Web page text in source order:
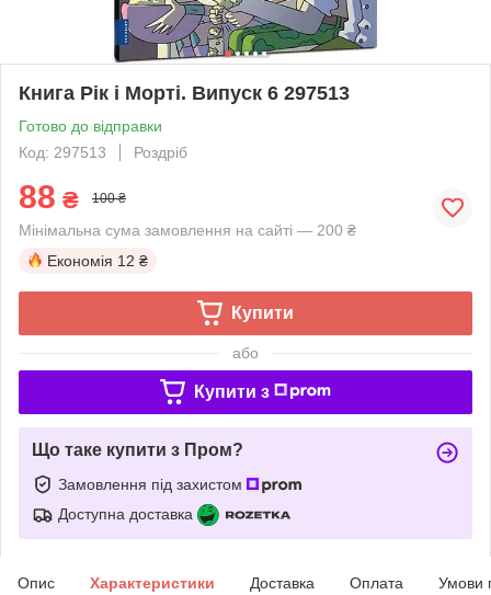
Книга Рік і Морті. Випуск 6 297513
Готово до відправки
Код: 297513
Роздріб
88 ₴ 100 ₴
Мінімальна сума замовлення на сайті — 200 ₴
Економія 12 ₴
Купити
або
Купити з
Що таке купити з Пром?
Замовлення під захистом
Доступна доставка
Опис Характеристики Доставка Оплата Умови